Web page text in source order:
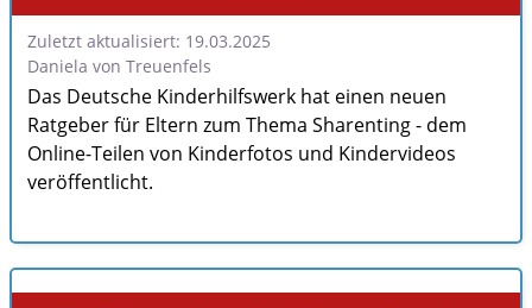
Zuletzt aktualisiert: 19.03.2025
Daniela von Treuenfels
Das Deutsche Kinderhilfswerk hat einen neuen
Ratgeber für Eltern zum Thema Sharenting - dem
Online-Teilen von Kinderfotos und Kindervideos
veröffentlicht.